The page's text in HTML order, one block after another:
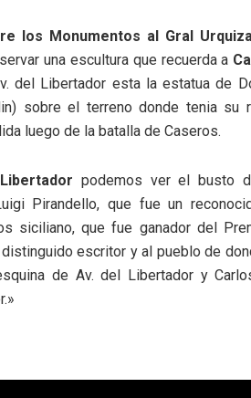
los Monumentos al Gral
una escultura que recuerda a
del Libertador esta la estatua de
sobre el terreno donde tenia su
luego de la batalla de Caseros.
podemos ver el busto
Pirandello, que fue un
siciliano, que fue ganador del
distinguido escritor y al pueblo de
de Av. del Libertador y